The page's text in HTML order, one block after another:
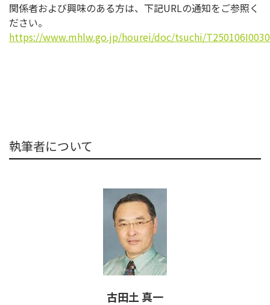
関係者および興味のある方は、下記URLの通知をご参照く
ださい。
https://www.mhlw.go.jp/hourei/doc/tsuchi/
執筆者について
古田土 真一